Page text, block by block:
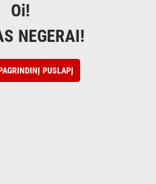
Oi!
NEGERAI!
PUSLAPĮ